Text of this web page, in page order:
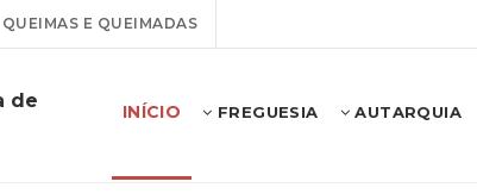
QUEIMAS E QUEIMADAS
de
INÍCIO FREGUESIA AUTARQUIA